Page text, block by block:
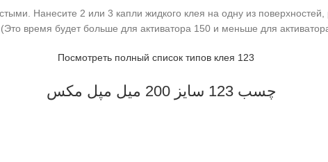
Нанесите 2 или 3 капли жидкого клея на одну из
время будет больше для активатора 150 и меньше для
Посмотреть полный список типов клея 123